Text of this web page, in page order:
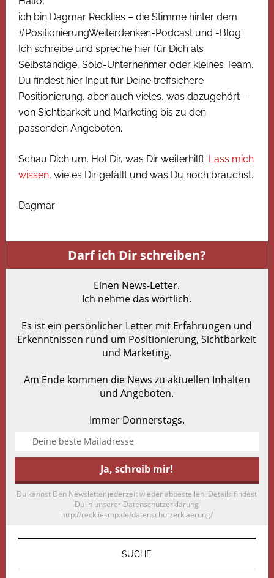
ich bin Dagmar Recklies – die Stimme hinter dem
#PositionierungWeiterdenken-Podcast und -Blog.
Ich schreibe und spreche hier für Dich als
Selbständige, Solo-Unternehmer oder kleines Team.
Du findest hier Input für Deine treffsichere
Positionierung, aber auch vieles, was dazugehört –
von Sichtbarkeit und Marketing bis zu den
passenden Angeboten.
Schau Dich um. Hol Dir, was Dir weiterhilft. Lass mich
wissen, wie es Dir gefällt und was Du noch brauchst.
Dagmar
Darf ich Dir schreiben?
Einen News-Letter.
Ich nehme das wörtlich.
Es ist ein persönlicher Letter mit Erfahrungen und
Erkenntnissen rund um Positionierung, Sichtbarkeit
und Marketing.
Am Ende kommen die News zu aktuellen Inhalten
und Angeboten.
Immer Donnerstags.
Du kannst Den Newsletter jederzeit wieder abbestellen. Details findest
Du in unserer Datenschutzerklärung
http://reckliesmp.de/datenschutzerklaerung/
SUCHE